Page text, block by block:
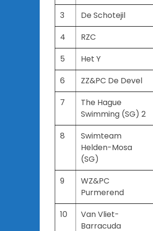
3
De Schotejil
4
RZC
5
Het Y
6
ZZ&PC De Devel
7
The Hague
Swimming (SG) 2
8
Swimteam
Helden-Mosa
(SG)
9
WZ&PC
Purmerend
10
Van Vliet-
Barracuda